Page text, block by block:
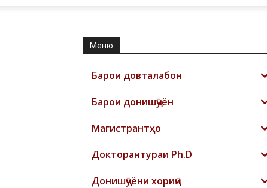
Меню
Барои довталабон
Барои донишҷӯён
Магистрантҳо
Докторантураи Ph.D
Донишҷӯёни хориҷӣ